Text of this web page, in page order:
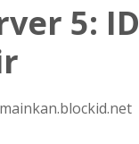
5: ID
mainkan.blockid.net